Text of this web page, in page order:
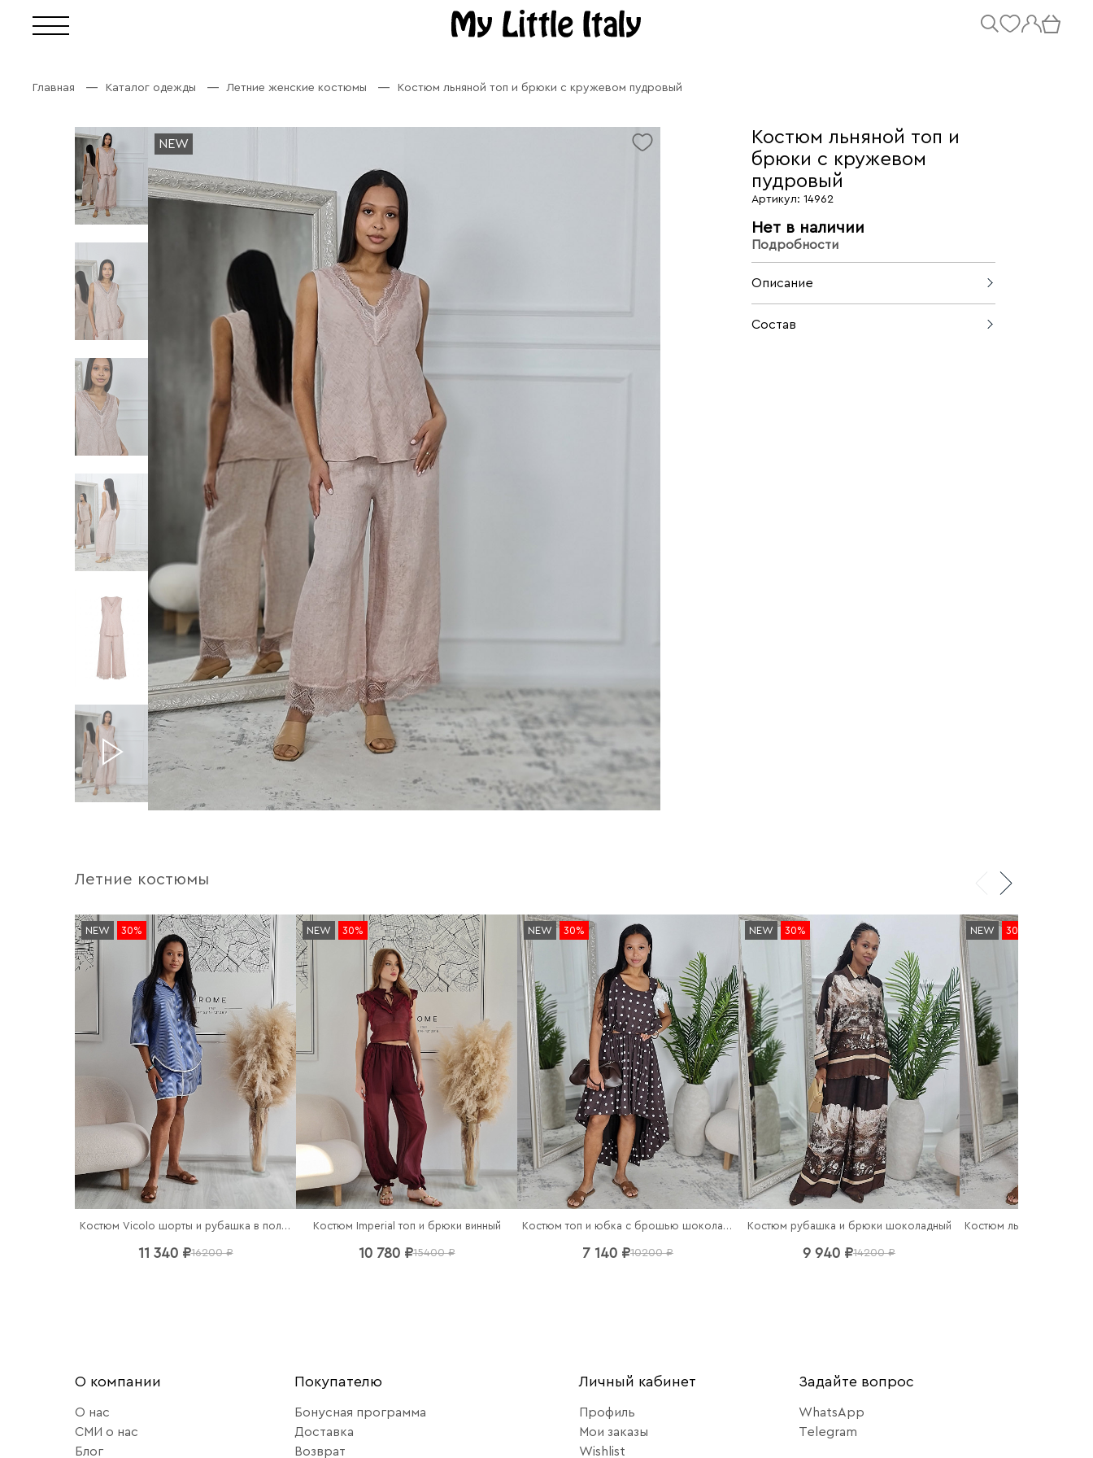
Главная Каталог одежды Летние женские костюмы Костюм льняной топ и брюки с кружевом пудровый
NEW
Костюм льняной топ и
брюки с кружевом
пудровый
Артикул: 14962
Нет в наличии
Подробности
Описание
Элегантный летний костюм из топа и
Состав
Летние костюмы
NEW 30%
Костюм Vicolo шорты и рубашка в полоску
11 340 ₽16200 ₽
NEW 30%
Костюм Imperial топ и брюки винный
10 780 ₽15400 ₽
NEW 30%
Костюм топ и юбка с брошью шоколадный
7 140 ₽10200 ₽
NEW 30%
Костюм рубашка и брюки шоколадный
9 940 ₽14200 ₽
NEW 30%
О компании
О нас
СМИ о нас
Блог
Покупателю
Бонусная программа
Доставка
Возврат
Личный кабинет
Профиль
Мои заказы
Wishlist
Задайте вопрос
WhatsApp
Telegram